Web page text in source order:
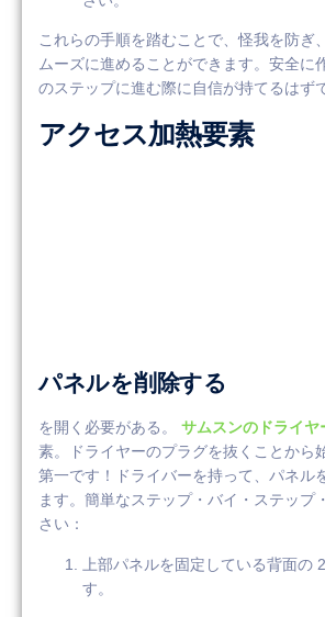
これらの手順を踏むことで、怪我を防ぎ
ムーズに進めることができます。安全に
のステップに進む際に自信が持てるはず
アクセス加熱要素
パネルを削除する
を開く必要がある。 サムスンのドライヤ
素。ドライヤーのプラグを抜くことから
第一です！ドライバーを持って、パネル
ます。簡単なステップ・バイ・ステップ
さい：
上部パネルを固定している背面の
す。